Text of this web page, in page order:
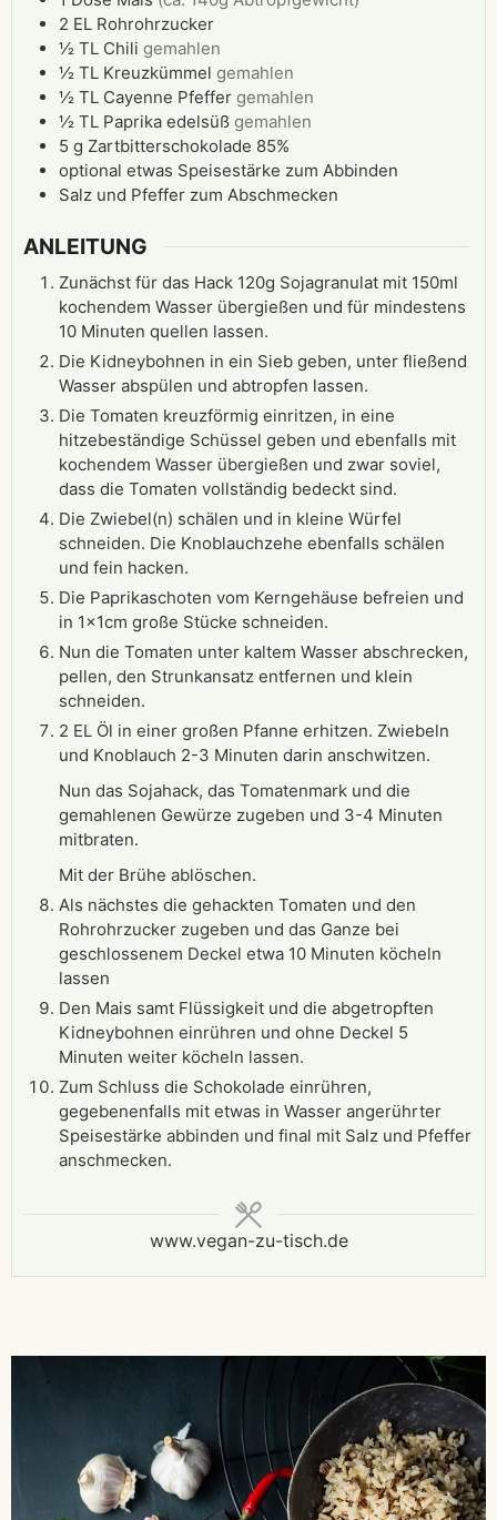
2 EL Rohrohrzucker
½ TL Chili gemahlen
½ TL Kreuzkümmel gemahlen
½ TL Cayenne Pfeffer gemahlen
½ TL Paprika edelsüß gemahlen
5 g Zartbitterschokolade 85%
optional etwas Speisestärke zum Abbinden
Salz und Pfeffer zum Abschmecken
ANLEITUNG
Zunächst für das Hack 120g Sojagranulat mit 150ml
kochendem Wasser übergießen und für mindestens
10 Minuten quellen lassen.
Die Kidneybohnen in ein Sieb geben, unter fließend
Wasser abspülen und abtropfen lassen.
Die Tomaten kreuzförmig einritzen, in eine
hitzebeständige Schüssel geben und ebenfalls mit
kochendem Wasser übergießen und zwar soviel,
dass die Tomaten vollständig bedeckt sind.
Die Zwiebel(n) schälen und in kleine Würfel
schneiden. Die Knoblauchzehe ebenfalls schälen
und fein hacken.
Die Paprikaschoten vom Kerngehäuse befreien und
in 1x1cm große Stücke schneiden.
Nun die Tomaten unter kaltem Wasser abschrecken,
pellen, den Strunkansatz entfernen und klein
schneiden.
2 EL Öl in einer großen Pfanne erhitzen. Zwiebeln
und Knoblauch 2-3 Minuten darin anschwitzen.
Nun das Sojahack, das Tomatenmark und die
gemahlenen Gewürze zugeben und 3-4 Minuten
mitbraten.
Mit der Brühe ablöschen.
Als nächstes die gehackten Tomaten und den
Rohrohrzucker zugeben und das Ganze bei
geschlossenem Deckel etwa 10 Minuten köcheln
lassen
Den Mais samt Flüssigkeit und die abgetropften
Kidneybohnen einrühren und ohne Deckel 5
Minuten weiter köcheln lassen.
Zum Schluss die Schokolade einrühren,
gegebenenfalls mit etwas in Wasser angerührter
Speisestärke abbinden und final mit Salz und Pfeffer
anschmecken.
www.vegan-zu-tisch.de